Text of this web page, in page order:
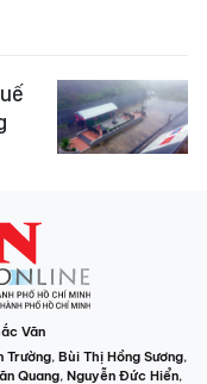
Văn
Trường, Bùi Thị Hồng Sương,
Quang, Nguyễn Đức Hiển,